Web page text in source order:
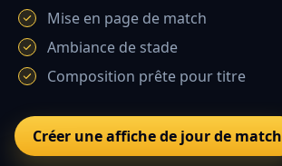
Mise en page de match
Ambiance de stade
Composition prête pour titre
Créer une affiche de jour de match